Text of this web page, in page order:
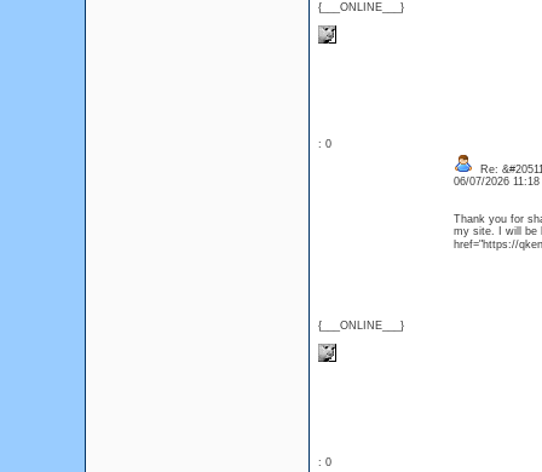
{___ONLINE___}
: 0
{___ONLINE___}
Re:
06/07/2026
Thank you for
my site. I will
href="https://
: 0